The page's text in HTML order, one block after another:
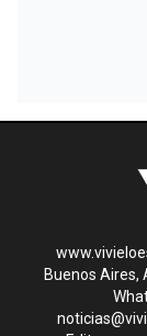
Buenos Aires,